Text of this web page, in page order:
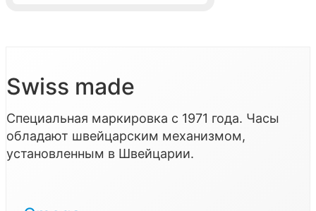
Swiss made
Специальная маркировка с 1971 года. Часы
обладают швейцарским механизмом,
установленным в Швейцарии.